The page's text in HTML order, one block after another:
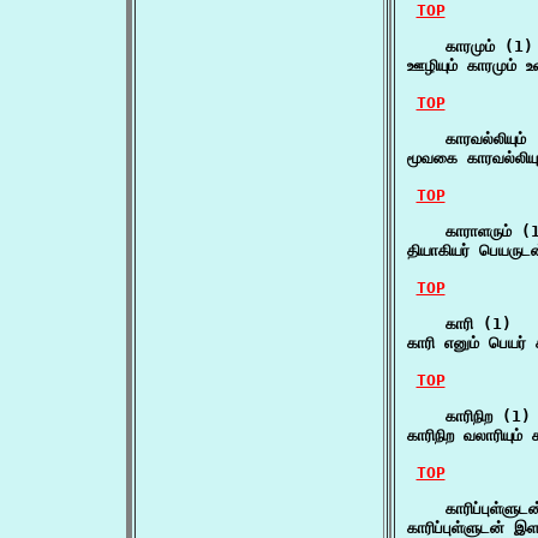
TOP
    காரமும் (1)
ஊழியும் காரமும்
TOP
காரவல்லியும்
மூவகை
TOP
காராளரும்
தியாகியர்
TOP
    காரி (1)
காரி எனும்
TOP
    காரிநிற (1)
காரிநிற
TOP
காரிப்புள்ளுடன்